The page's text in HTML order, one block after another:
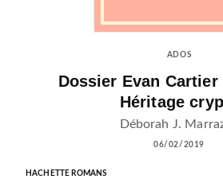
ADOS
Dossier Evan Cartier
Héritage
Déborah J.
06/02/2019
HACHETTE ROMANS